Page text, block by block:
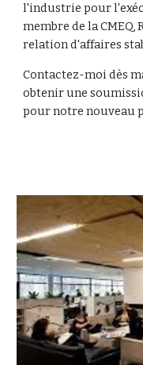
l'industrie pour
membre de la CMEQ,
relation d'affaires
Contactez-moi dès
obtenir une
pour notre nouveau